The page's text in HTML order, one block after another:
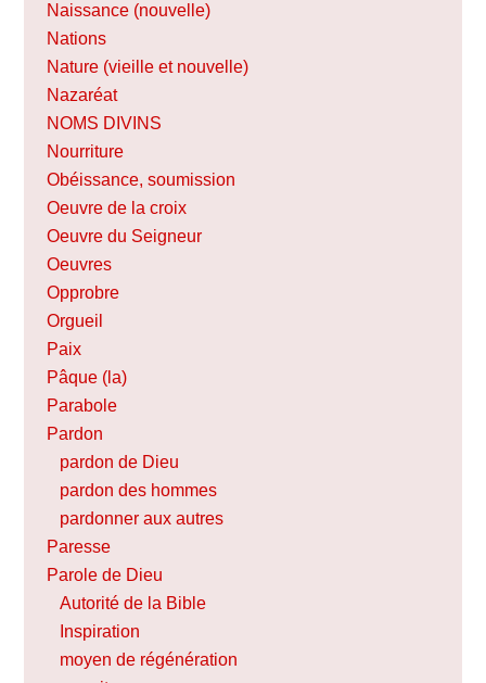
Naissance (nouvelle)
Nations
Nature (vieille et nouvelle)
Nazaréat
NOMS DIVINS
Nourriture
Obéissance, soumission
Oeuvre de la croix
Oeuvre du Seigneur
Oeuvres
Opprobre
Orgueil
Paix
Pâque (la)
Parabole
Pardon
pardon de Dieu
pardon des hommes
pardonner aux autres
Paresse
Parole de Dieu
Autorité de la Bible
Inspiration
moyen de régénération